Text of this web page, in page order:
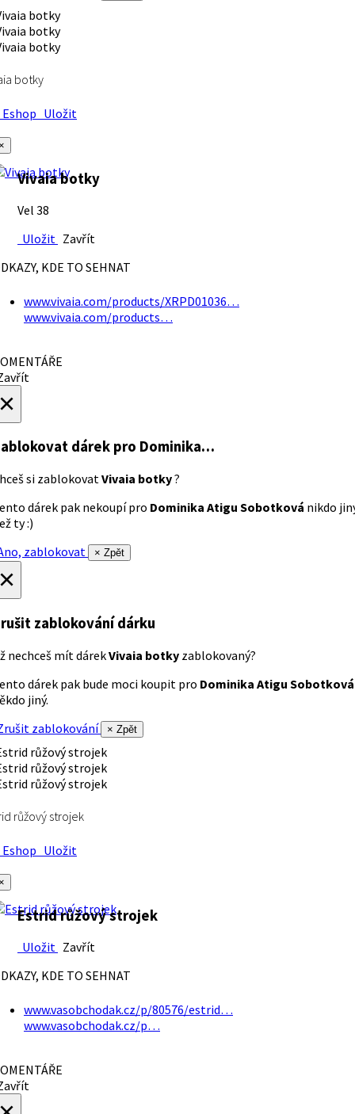
botky
Uložit
Vivaia botky
Vel 38
Uložit Zavřít
KDE TO SEHNAT
www.vivaia.com/products/XRPD01036…
www.vivaia.com/products…
dárek pro Dominika…
si zablokovatVivaia botky?
dárek pak nekoupí pro Dominika Atigu Sobotková nikdo
ty :)
zablokovat
× Zpět
zablokování dárku
nechceš mít dárekVivaia botky zablokovaný?
dárek pak bude moci koupit pro Dominika Atigu Sobotková
jiný.
zablokování
× Zpět
růžový strojek
Uložit
Estrid růžový strojek
Uložit Zavřít
KDE TO SEHNAT
www.vasobchodak.cz/p/80576/estrid…
www.vasobchodak.cz/p…